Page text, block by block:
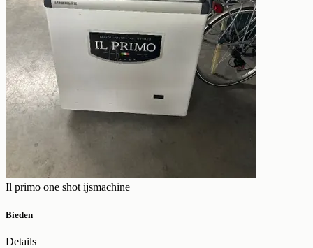
Il primo one shot ijsmachine
Bieden
Details